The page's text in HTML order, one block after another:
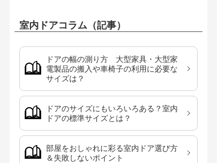
室内ドアコラム（記事）
ドアの幅の測り方 大型家具・大型家
電製品の搬入や車椅子の利用に必要な
サイズは？
ドアのサイズにもいろいろある？室内
ドアの標準サイズとは？
部屋をおしゃれに彩る室内ドア選び方
＆失敗しないポイント